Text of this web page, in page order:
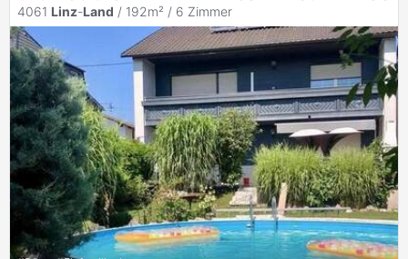
4061 Linz-Land / 192m² / 6 Zimmer